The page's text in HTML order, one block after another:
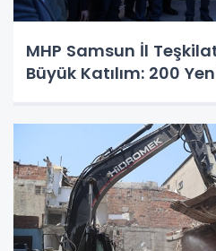
MHP Samsun İl
Büyük Katılım: 200